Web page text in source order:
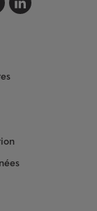
sursur
nousnous